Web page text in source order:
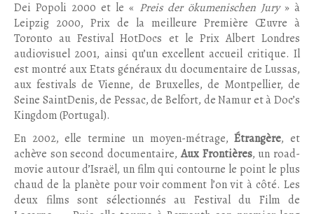
Dei Popoli 2000 et le « Preis der ökumenischen Jury» à
Leipzig 2000, Prix de la meilleure Première Œuvre à
Toronto au Festival HotDocs et le Prix Albert Londres
audiovisuel 2001, ainsi qu’un excellent accueil critique. Il
est montré aux Etats généraux du documentaire de Lussas,
aux festivals de Vienne, de Bruxelles, de Montpellier, de
Seine SaintDenis, de Pessac, de Belfort, de Namur et à Doc’s
Kingdom (Portugal).
En 2002, elle termine un moyen-métrage,Étrangère, et
achève son second documentaire,Aux Frontières, un road-
movie autour d’Israël, un film qui contourne le point le plus
chaud de la planète pour voir comment l’on vit à côté. Les
deux films sont sélectionnés au Festival du Film de